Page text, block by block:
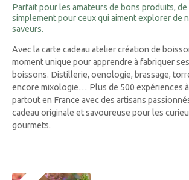
Parfait pour les amateurs de bons produits,
simplement pour ceux qui aiment explorer de
saveurs.
Avec la carte cadeau atelier création de
moment unique pour apprendre à fabriquer
boissons. Distillerie, oenologie, brassage,
encore mixologie… Plus de 500 expériences
partout en France avec des artisans
cadeau originale et savoureuse pour les
gourmets.